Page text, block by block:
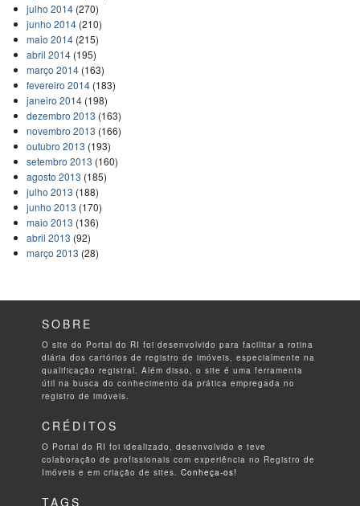
julho 2014(270)
junho 2014(210)
maio 2014(215)
abril 2014(195)
março 2014(163)
fevereiro 2014(183)
janeiro 2014(198)
dezembro 2013 (163)
novembro 2013 (166)
outubro 2013 (193)
setembro 2013 (160)
agosto 2013 (185)
julho 2013 (188)
junho 2013 (170)
maio 2013 (136)
abril 2013 (92)
março 2013 (28)
SOBRE
O site do Portal do RI foi desenvolvido para facilitar a rotina
diária dos cartórios de registro de imóveis, especialmente na
qualificação registral. Além disso, o site é uma ferramenta
útil na busca do conhecimento da prática empregada no
registro de imóveis.
CRÉDITOS
O Portal do RI foi idealizado, desenvolvido e teve
colaboração de profissionais com experiência no Registro de
Imóveis e em criação de sites.Conheça-os!
TAGS